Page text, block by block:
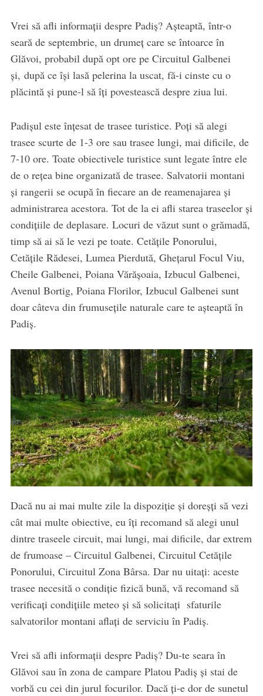
Vrei să afli informații despre Padiș? Așteaptă, într-o
seară de septembrie, un drumeț care se întoarce în
Glăvoi, probabil după opt ore pe Circuitul Galbenei
și, după ce își lasă pelerina la uscat, fă-i cinste cu o
plăcintă și pune-l să îți povestească despre ziua lui.
Padișul este înțesat de trasee turistice. Poți să alegi
trasee scurte de 1-3 ore sau trasee lungi, mai dificile, de
7-10 ore. Toate obiectivele turistice sunt legate între ele
de o rețea bine organizată de trasee. Salvatorii montani
și rangerii se ocupă în fiecare an de reamenajarea și
administrarea acestora. Tot de la ei afli starea traseelor și
condițiile de deplasare. Locuri de văzut sunt o grămadă,
timp să ai să le vezi pe toate. Cetățile Ponorului,
Cetățile Rădesei, Lumea Pierdută, Ghețarul Focul Viu,
Cheile Galbenei, Poiana Vărășoaia, Izbucul Galbenei,
Avenul Bortig, Poiana Florilor, Izbucul Galbenei sunt
doar câteva din frumusețile naturale care te așteaptă în
Padiș.
Dacă nu ai mai multe zile la dispoziție și doreșți să vezi
cât mai multe obiective, eu îți recomand să alegi unul
dintre traseele circuit, mai lungi, mai dificile, dar extrem
de frumoase – Circuitul Galbenei, Circuitul Cetățile
Ponorului, Circuitul Zona Bârsa. Dar nu uitați: aceste
trasee necesită o condiție fizică bună, vă recomand să
verificați condițiile meteo și să solicitați sfaturile
salvatorilor montani aflați de serviciu în Padiș.
Vrei să afli informații despre Padiș? Du-te seara în
Glăvoi sau în zona de campare Platou Padiș și stai de
vorbă cu cei din jurul focurilor. Dacă ți-e dor de sunetul